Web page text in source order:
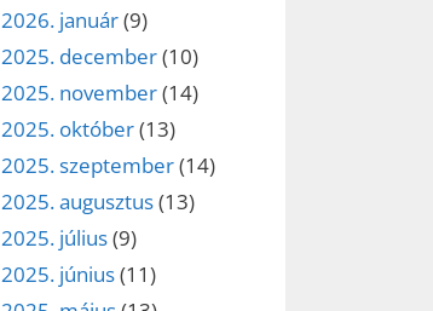
2026. január(9)
2025. december(10)
2025. november(14)
2025. október(13)
2025. szeptember(14)
2025. augusztus(13)
2025. július(9)
2025. június(11)